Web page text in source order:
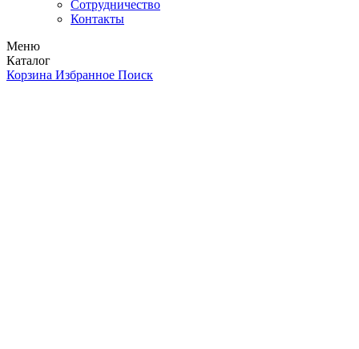
Сотрудничество
Контакты
Меню
Каталог
Корзина Избранное Поиск